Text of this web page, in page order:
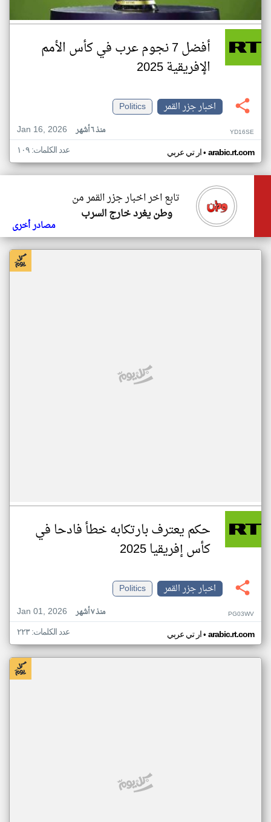
أفضل 7 نجوم عرب في كأس الأمم
الإفريقية 2025
اخبار جزر القمر
Politics
Jan 16, 2026
منذ ٦ أشهر YD16SE
ار تي عربي• arabic.rt.com عدد الكلمات: ١٠٩
تابع اخر اخبار جزر القمر من
وطن يغرد خارج السرب
مصادر أخرى
حكم يعترف بارتكابه خطأ فادحا في
كأس إفريقيا 2025
اخبار جزر القمر
Politics
Jan 01, 2026
منذ ٧ أشهر PG03WV
ار تي عربي• arabic.rt.com عدد الكلمات: ٢٢٣